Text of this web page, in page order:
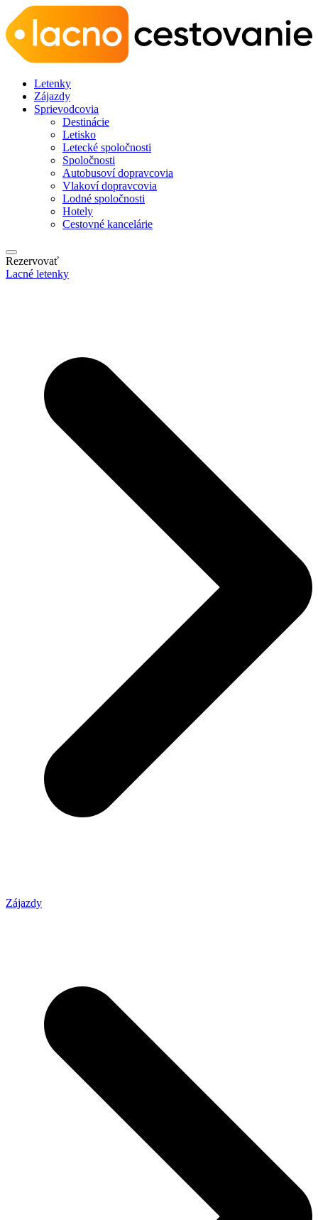
Letenky
Zájazdy
Sprievodcovia
Destinácie
Letisko
Letecké spoločnosti
Spoločnosti
Autobusoví dopravcovia
Vlakoví dopravcovia
Lodné spoločnosti
Hotely
Cestovné kancelárie
Rezervovať
Lacné letenky
Zájazdy